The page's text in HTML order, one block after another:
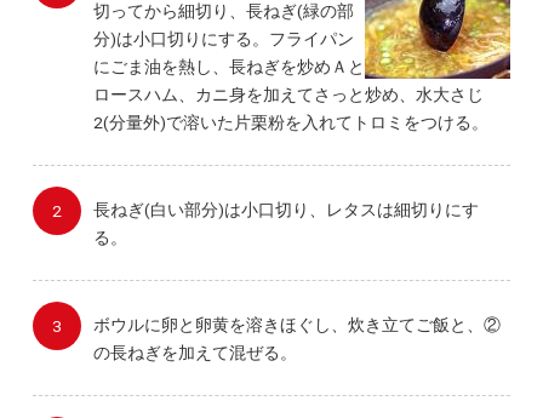
切ってから細切り、長ねぎ(緑の部
分)は小口切りにする。フライパン
にごま油を熱し、長ねぎを炒めＡと
ロースハム、カニ身を加えてさっと炒め、水大さじ
2(分量外)で溶いた片栗粉を入れてトロミをつける。
長ねぎ(白い部分)は小口切り、レタスは細切りにす
る。
ボウルに卵と卵黄を溶きほぐし、炊き立てご飯と、②
の長ねぎを加えて混ぜる。